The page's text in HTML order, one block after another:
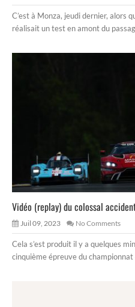
C’est à Monza, jeudi dernier, alors
réalisait un test en amont du
Vidéo (replay) du colossal
Juil 09, 2023 No Comments
Cela s’est produit il y a quelques
cinquième épreuve du championnat